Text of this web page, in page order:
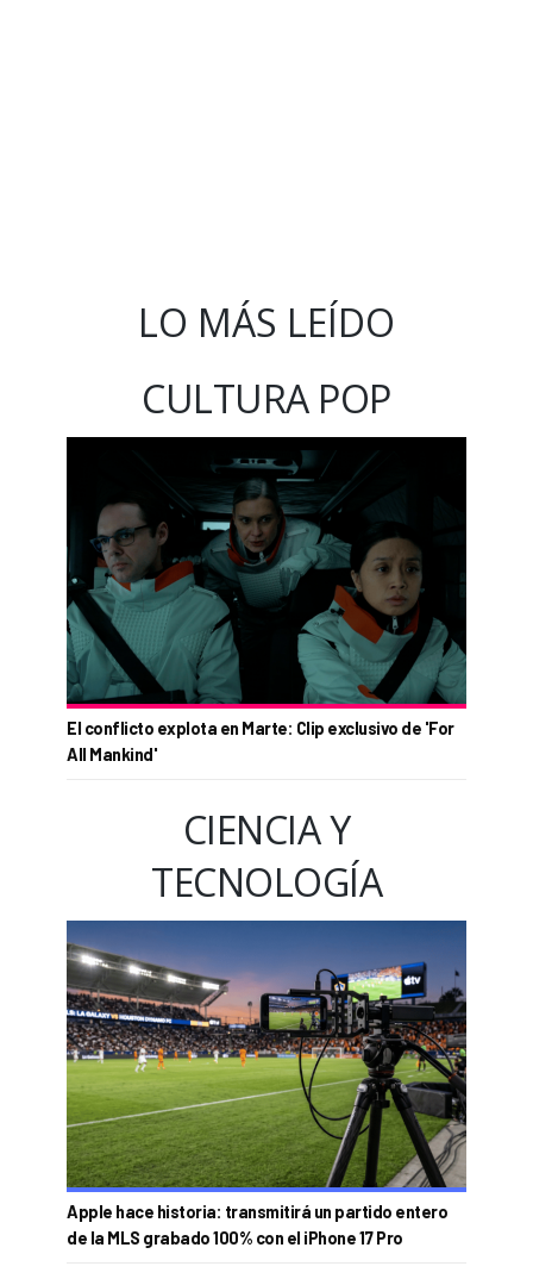
LO MÁS LEÍDO
CULTURA POP
El conflicto explota en Marte: Clip exclusivo de 'For
All Mankind'
CIENCIA Y
TECNOLOGÍA
Apple hace historia: transmitirá un partido entero
de la MLS grabado 100% con el iPhone 17 Pro